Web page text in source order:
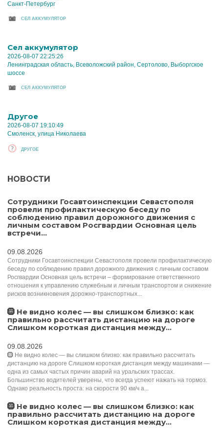
Санкт-Петербург
CЕЛ АККУМУЛЯТОР
Cел аккумулятор
2026-08-07 22:25:26
Ленинградская область, Всеволожский район, Сертолово, Выборгское
шоссе
CЕЛ АККУМУЛЯТОР
Другое
2026-08-07 19:10:49
Смоленск, улица Николаева
ДРУГОЕ
НОВОСТИ
Сотрудники Госавтоинспекции Севастополя
провели профилактическую беседу по
соблюдению правил дорожного движения с
личным составом Росгвардии Основная цель
встречи...
09.08.2026
Сотрудники Госавтоинспекции Севастополя провели профилактическую
беседу по соблюдению правил дорожного движения с личным составом
Росгвардии Основная цель встречи – формирование ответственного
отношения к управлению служебным и личным транспортом и снижение
рисков возникновения дорожно-транспортных...
🛞 Не видно колес — вы слишком близко: как
правильно рассчитать дистанцию на дороге
Слишком короткая дистанция между...
09.08.2026
🛞 Не видно колес — вы слишком близко: как правильно рассчитать
дистанцию на дороге Слишком короткая дистанция между машинами —
одна из самых частых причин аварий на уральских трассах.
Большинство водителей уверены, что всегда успеют нажать на тормоз.
Однако реальность проста: на скорости 90 км/ч а...
🛞 Не видно колес — вы слишком близко: как
правильно рассчитать дистанцию на дороге
Слишком короткая дистанция между...